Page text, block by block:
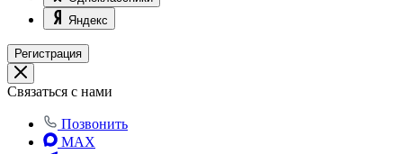
Яндекс
Регистрация
Связаться с нами
Позвонить
MAX